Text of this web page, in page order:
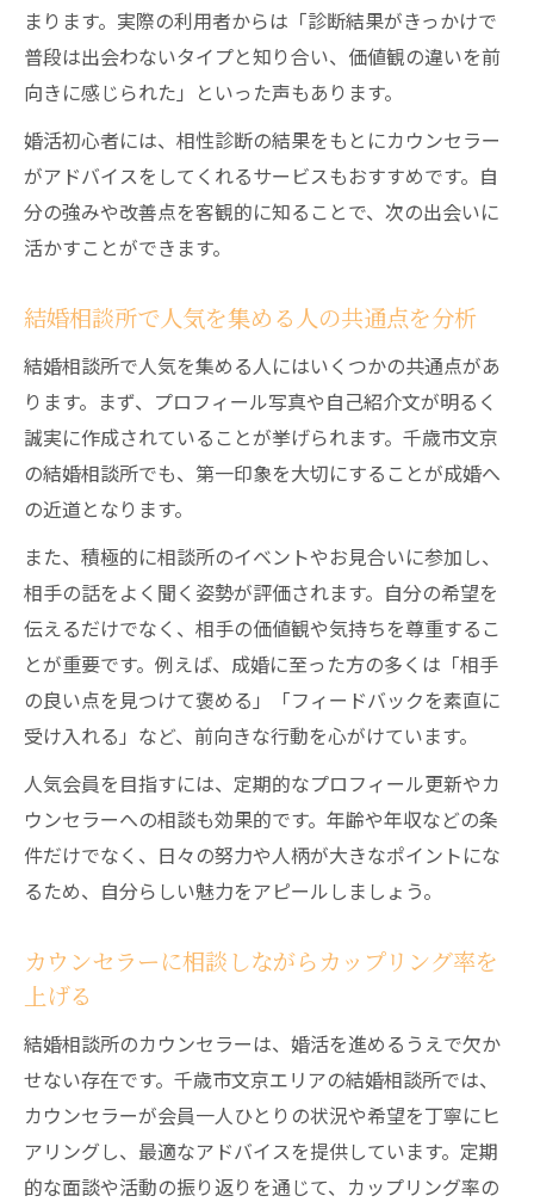
まります。実際の利用者からは「診断結果がきっかけで
普段は出会わないタイプと知り合い、価値観の違いを前
向きに感じられた」といった声もあります。
婚活初心者には、相性診断の結果をもとにカウンセラー
がアドバイスをしてくれるサービスもおすすめです。自
分の強みや改善点を客観的に知ることで、次の出会いに
活かすことができます。
結婚相談所で人気を集める人の共通点を分析
結婚相談所で人気を集める人にはいくつかの共通点があ
ります。まず、プロフィール写真や自己紹介文が明るく
誠実に作成されていることが挙げられます。千歳市文京
の結婚相談所でも、第一印象を大切にすることが成婚へ
の近道となります。
また、積極的に相談所のイベントやお見合いに参加し、
相手の話をよく聞く姿勢が評価されます。自分の希望を
伝えるだけでなく、相手の価値観や気持ちを尊重するこ
とが重要です。例えば、成婚に至った方の多くは「相手
の良い点を見つけて褒める」「フィードバックを素直に
受け入れる」など、前向きな行動を心がけています。
人気会員を目指すには、定期的なプロフィール更新やカ
ウンセラーへの相談も効果的です。年齢や年収などの条
件だけでなく、日々の努力や人柄が大きなポイントにな
るため、自分らしい魅力をアピールしましょう。
カウンセラーに相談しながらカップリング率を
上げる
結婚相談所のカウンセラーは、婚活を進めるうえで欠か
せない存在です。千歳市文京エリアの結婚相談所では、
カウンセラーが会員一人ひとりの状況や希望を丁寧にヒ
アリングし、最適なアドバイスを提供しています。定期
的な面談や活動の振り返りを通じて、カップリング率の